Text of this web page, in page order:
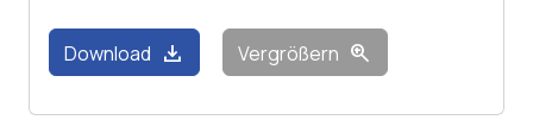
Download download Vergrößern zoom_in